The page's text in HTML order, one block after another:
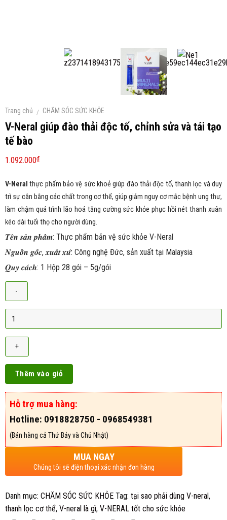
Trang chủ / CHĂM SÓC SỨC KHỎE
V-Neral giúp đào thải độc tố, chỉnh sửa và tái tạo
tế bào
1.092.000₫
V-Neral thực phẩm bảo vệ sức khoẻ giúp đào thải độc tố, thanh lọc và duy
trì sự cân bằng các chất trong cơ thể, giúp giảm nguy cơ mắc bệnh ung thư,
làm chậm quá trình lão hoá tăng cường sức khỏe phục hồi nét thanh xuân
kéo dài tuổi thọ cho người dùng.
𝑻𝒆̂𝒏 𝒔𝒂̉𝒏 𝒑𝒉𝒂̂̉𝒎: Thực phẩm bản vệ sức khỏe V-Neral
𝑵𝒈𝒖𝒐̂̀𝒏 𝒈𝒐̂́𝒄, 𝒙𝒖𝒂̂́𝒕 𝒙𝒖̛́: Công nghệ Đức, sản xuất tại Malaysia
𝑸𝒖𝒚 𝒄𝒂́𝒄𝒉: 1 Hộp 28 gói – 5g/gói
Thêm vào giỏ
Hỗ trợ mua hàng:
Hotline: 0918828750 - 0968549381
(Bán hàng cả Thứ Bảy và Chủ Nhật)
MUA NGAY
Chúng tôi sẽ điện thoại xác nhận đơn hàng
Danh mục: CHĂM SÓC SỨC KHỎE Tag: tại sao phải dùng V-neral,
thanh lọc cơ thể, V-neral là gì, V-NERAL tốt cho sức khỏe